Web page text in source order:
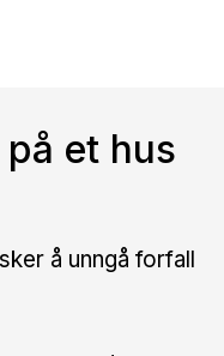
et hus
å unngå forfall